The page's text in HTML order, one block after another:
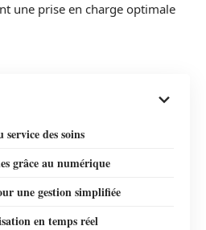
une prise en charge optimale
des soins
grâce au numérique
une gestion simplifiée
en temps réel